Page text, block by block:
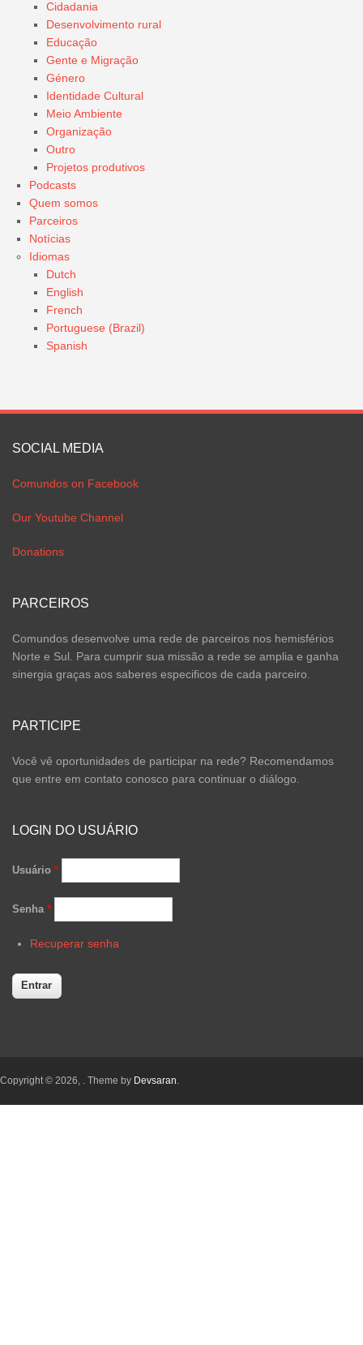
Cidadania
Desenvolvimento rural
Educação
Gente e Migração
Género
Identidade Cultural
Meio Ambiente
Organização
Outro
Projetos produtivos
Podcasts
Quem somos
Parceiros
Notícias
Idiomas
Dutch
English
French
Portuguese (Brazil)
Spanish
SOCIAL MEDIA
Comundos on Facebook
Our Youtube Channel
Donations
PARCEIROS
Comundos desenvolve uma rede de parceiros nos hemisférios
Norte e Sul. Para cumprir sua missão a rede se amplia e ganha
sinergia graças aos saberes especificos de cada parceiro.
PARTICIPE
Você vê oportunidades de participar na rede? Recomendamos
que entre em contato conosco para continuar o diálogo.
LOGIN DO USUÁRIO
Usuário *
Senha *
Recuperar senha
Copyright © 2026, . Theme by Devsaran.